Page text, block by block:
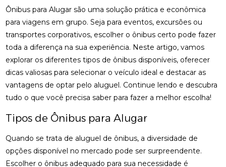
Ônibus para Alugar são uma solução prática e econômica
para viagens em grupo. Seja para eventos, excursões ou
transportes corporativos, escolher o ônibus certo pode fazer
toda a diferença na sua experiência. Neste artigo, vamos
explorar os diferentes tipos de ônibus disponíveis, oferecer
dicas valiosas para selecionar o veículo ideal e destacar as
vantagens de optar pelo aluguel. Continue lendo e descubra
tudo o que você precisa saber para fazer a melhor escolha!
Tipos de Ônibus para Alugar
Quando se trata de aluguel de ônibus, a diversidade de
opções disponível no mercado pode ser surpreendente.
Escolher o ônibus adequado para sua necessidade é